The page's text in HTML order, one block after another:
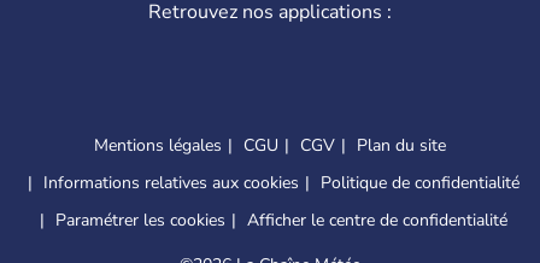
Retrouvez nos applications :
Mentions légales CGU CGV
Plan du site
Informations relatives aux cookies
Politique de confidentialité
Paramétrer les cookies
Afficher le centre de confidentialité